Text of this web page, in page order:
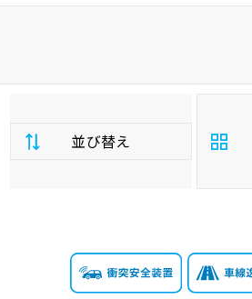
並び替え
払
総
額
安い順